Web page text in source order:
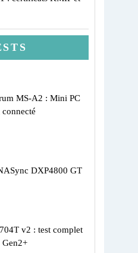
MS-A2 : Mini PC
DXP4800 GT
v2 : test complet